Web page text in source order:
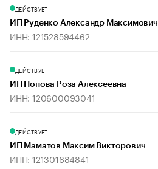
ДЕЙСТВУЕТ
ИП Руденко Александр Максимович
ИНН: 121528594462
ДЕЙСТВУЕТ
ИП Попова Роза Алексеевна
ИНН: 120600093041
ДЕЙСТВУЕТ
ИП Маматов Максим Викторович
ИНН: 121301684841